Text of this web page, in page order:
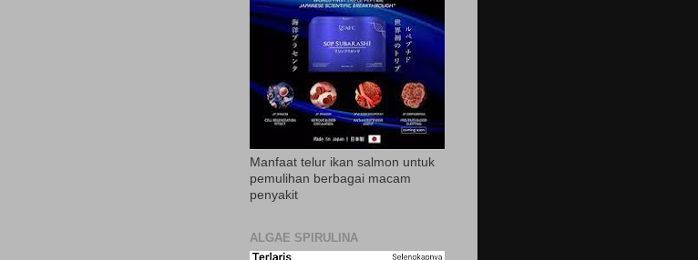
Manfaat telur ikan salmon untuk
pemulihan berbagai macam
penyakit
ALGAE SPIRULINA